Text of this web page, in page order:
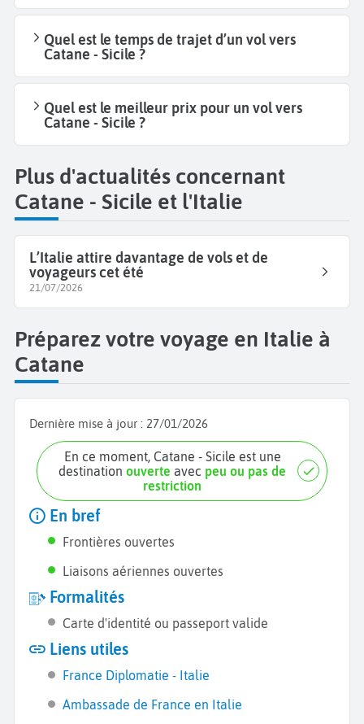
Quel est le temps de trajet d’un vol vers
Catane - Sicile ?
Quel est le meilleur prix pour un vol vers
Catane - Sicile ?
Plus d'actualités concernant
Catane - Sicile et l'Italie
L’Italie attire davantage de vols et de
voyageurs cet été
21/07/2026
Préparez votre voyage en Italie à
Catane
Dernière mise à jour : 27/01/2026
En ce moment, Catane - Sicile est une
destinationouverte avec peu ou pas de
restriction
En bref
Frontières ouvertes
Liaisons aériennes ouvertes
Formalités
Carte d'identité ou passeport valide
Liens utiles
France Diplomatie - Italie
Ambassade de France en Italie